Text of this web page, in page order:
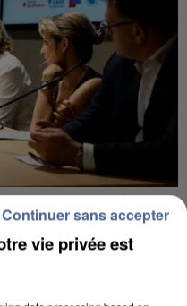
LANCE UN ÉLAN
vie privée est
Continuer sans accepter